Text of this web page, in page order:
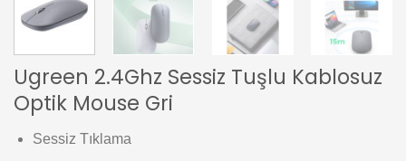
Ugreen 2.4Ghz Sessiz Tuşlu Kablosuz
Optik Mouse Gri
Sessiz Tıklama